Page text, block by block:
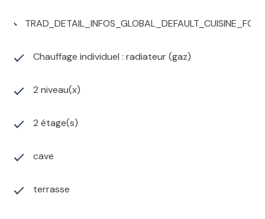
Chauffage individuel : radiateur (gaz)
2 niveau(x)
2 étage(s)
cave
terrasse